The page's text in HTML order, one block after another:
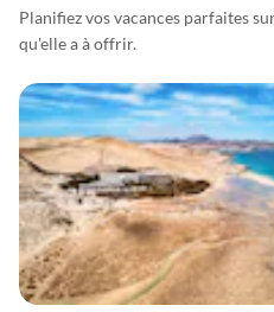
Planifiez vos vacances parfaites
qu'elle a à offrir.